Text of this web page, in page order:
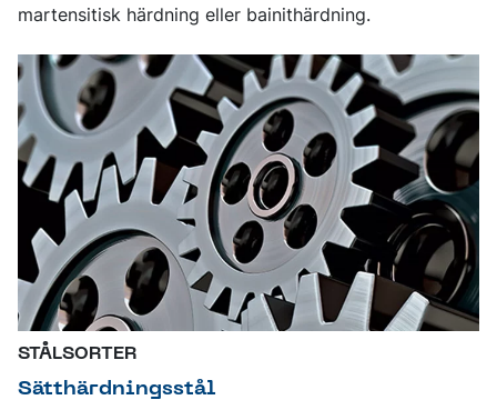
martensitisk härdning eller bainithärdning.
STÅLSORTER
Sätthärdningsstål